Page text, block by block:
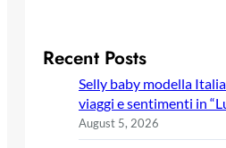
Recent Posts
Selly baby modella
viaggi e sentimenti in
August 5, 2026